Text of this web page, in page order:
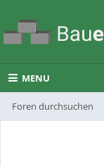
MENU
Foren durchsuchen